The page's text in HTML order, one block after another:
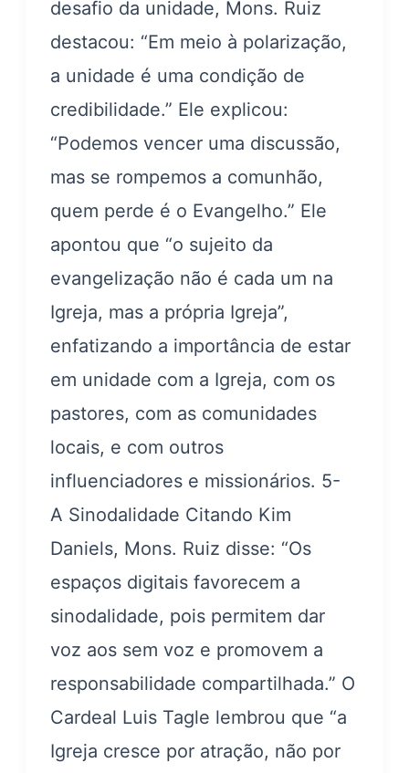
desafio da unidade, Mons. Ruiz
destacou: “Em meio à polarização,
a unidade é uma condição de
credibilidade.” Ele explicou:
“Podemos vencer uma discussão,
mas se rompemos a comunhão,
quem perde é o Evangelho.” Ele
apontou que “o sujeito da
evangelização não é cada um na
Igreja, mas a própria Igreja”,
enfatizando a importância de estar
em unidade com a Igreja, com os
pastores, com as comunidades
locais, e com outros
influenciadores e missionários. 5-
A Sinodalidade Citando Kim
Daniels, Mons. Ruiz disse: “Os
espaços digitais favorecem a
sinodalidade, pois permitem dar
voz aos sem voz e promovem a
responsabilidade compartilhada.” O
Cardeal Luis Tagle lembrou que “a
Igreja cresce por atração, não por